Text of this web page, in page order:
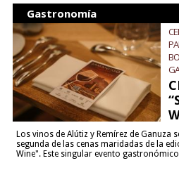
Gastronomía
Los vinos de Alútiz y Remírez de Ganuza
segunda de las cenas maridadas de la
Wine". Este singular evento